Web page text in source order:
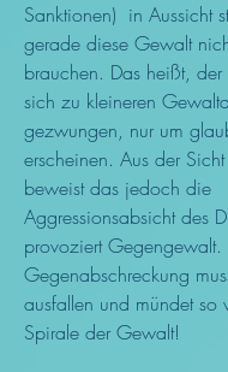
Sanktionen) in Aussicht
gerade diese Gewalt
brauchen. Das heißt, der
sich zu kleineren
gezwungen, nur um
erscheinen. Aus der
beweist das jedoch die
Aggressionsabsicht des
provoziert Gegengewalt.
Gegenabschreckung
ausfallen und mündet so
Spirale der Gewalt!